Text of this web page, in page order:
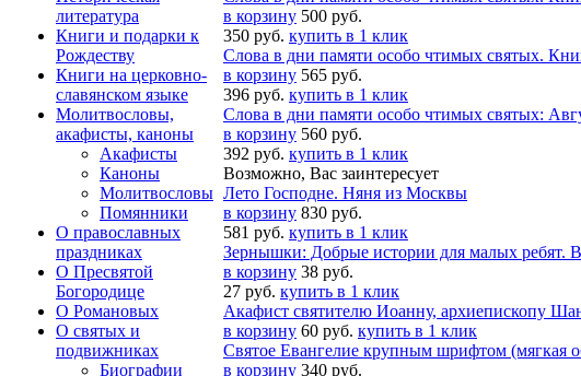
литература
Книги и подарки к
Рождеству
Книги на церковно-
славянском языке
Молитвословы,
акафисты, каноны
Акафисты
Каноны
Молитвословы
Помянники
О православных
праздниках
О Пресвятой
Богородице
О Романовых
О святых и
подвижниках
Биографии
в корзину 500 руб.
350 руб. купить в 1 клик
Слова в дни памяти особо чтимых святых.
в корзину 565 руб.
396 руб. купить в 1 клик
Слова в дни памяти особо чтимых святых:
в корзину 560 руб.
392 руб. купить в 1 клик
Возможно, Вас заинтересует
Лето Господне. Няня из Москвы
в корзину 830 руб.
581 руб. купить в 1 клик
Зернышки: Добрые истории для малых ребят.
в корзину 38 руб.
27 руб. купить в 1 клик
Акафист святителю Иоанну, архиепископу
в корзину 60 руб. купить в 1 клик
Святое Евангелие крупным шрифтом (мягкая
в корзину 340 руб.